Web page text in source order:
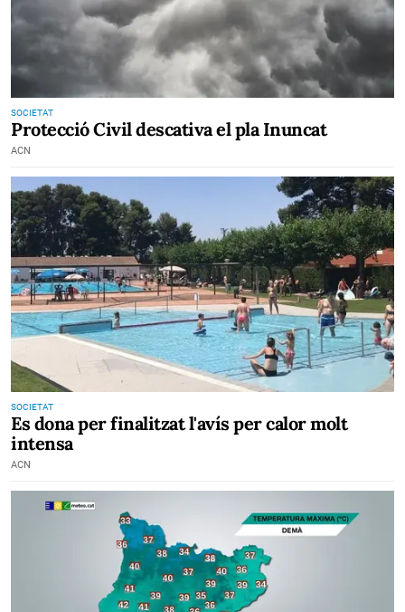
SOCIETAT
Protecció Civil descativa el pla Inuncat
ACN
SOCIETAT
Es dona per finalitzat l'avís per calor molt
intensa
ACN